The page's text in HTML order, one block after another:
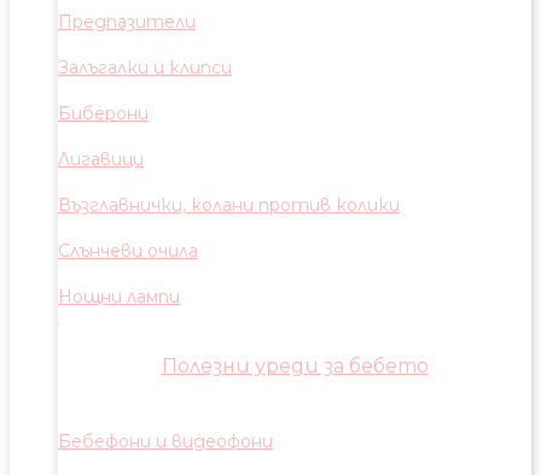
Предпазители
Залъгалки и клипси
Биберони
Лигавици
Възглавнички, колани против колики
Слънчеви очила
Нощни лампи
Полезни уреди за бебето
Бебефони и видеофони